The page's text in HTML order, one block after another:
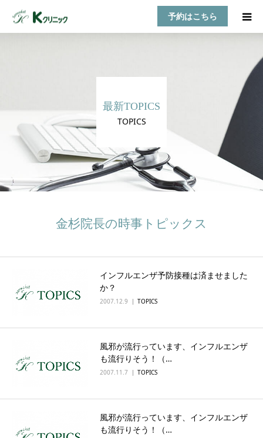
予約はこちら
最新TOPICS
TOPICS
金杉院長の時事トピックス
インフルエンザ予防接種は済ませました
か？
2007.12.9 TOPICS
風邪が流行っています、インフルエンザ
も流行りそう！（…
2007.11.7 TOPICS
風邪が流行っています、インフルエンザ
も流行りそう！（…
医師紹介
TOPICS
アクセス